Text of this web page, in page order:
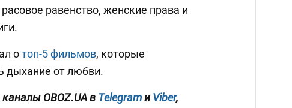
равенство, женские права и
отоп-5 фильмов, которые
дыхание от любви.
OBOZ.UA в TelegramиViber,